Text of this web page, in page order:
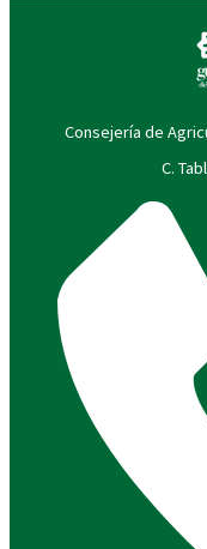
Consejería de
C.